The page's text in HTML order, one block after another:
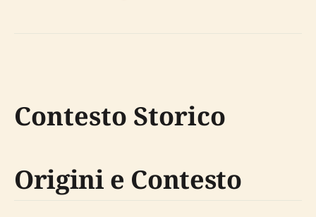
Contesto Storico
Origini e Contesto